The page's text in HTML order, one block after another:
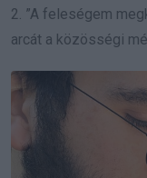
2. ”A feleségem
arcát a közösségi